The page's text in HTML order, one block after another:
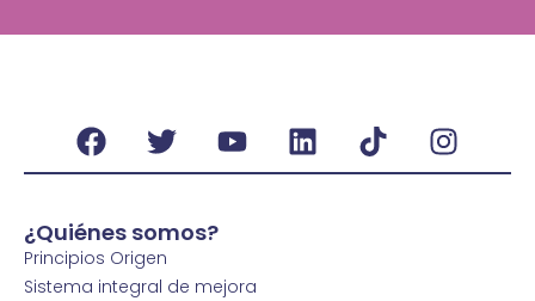
¿Quiénes somos?
Principios Origen
Sistema integral de mejora